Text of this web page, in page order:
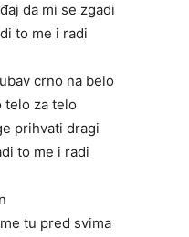
da mi se zgadi
to me i radi
crno na belo
telo za telo
prihvati dragi
to me i radi
tu pred svima